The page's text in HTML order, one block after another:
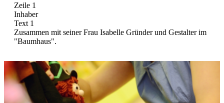
Zeile 1
Inhaber
Text 1
Zusammen mit seiner Frau Isabelle Gründer und Gestalter im
"Baumhaus".